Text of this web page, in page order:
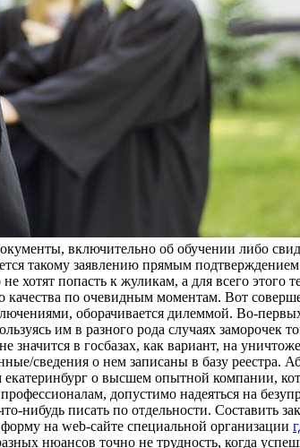
включительно об обучении либо
такому заявлению прямым
хотят попасть к жуликам, а для всего этого
качества по очевидным моментам. Вот
оборачивается дилеммой. Во-
им в разного рода случаях
в госбазах, как вариант, на
сведения о нем записаны в базу реестра.
о высшем опытной компании,
допустимо надеяться на
нибудь писать по отдельности. Составить
на web-сайте специальной организации
нюансов точно не трудность, когда